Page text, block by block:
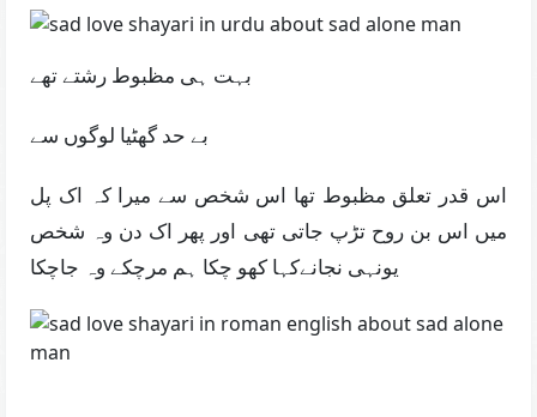
اس قدر تعلق مظبوط تھا اس شخص سے میرا کہ اک پل
میں اس بن روح تڑپ جاتی تھی اور پھر اک دن وہ شخص
یونہی نجانےکہا کھو چکا ہم مرچکے وہ جاچکا